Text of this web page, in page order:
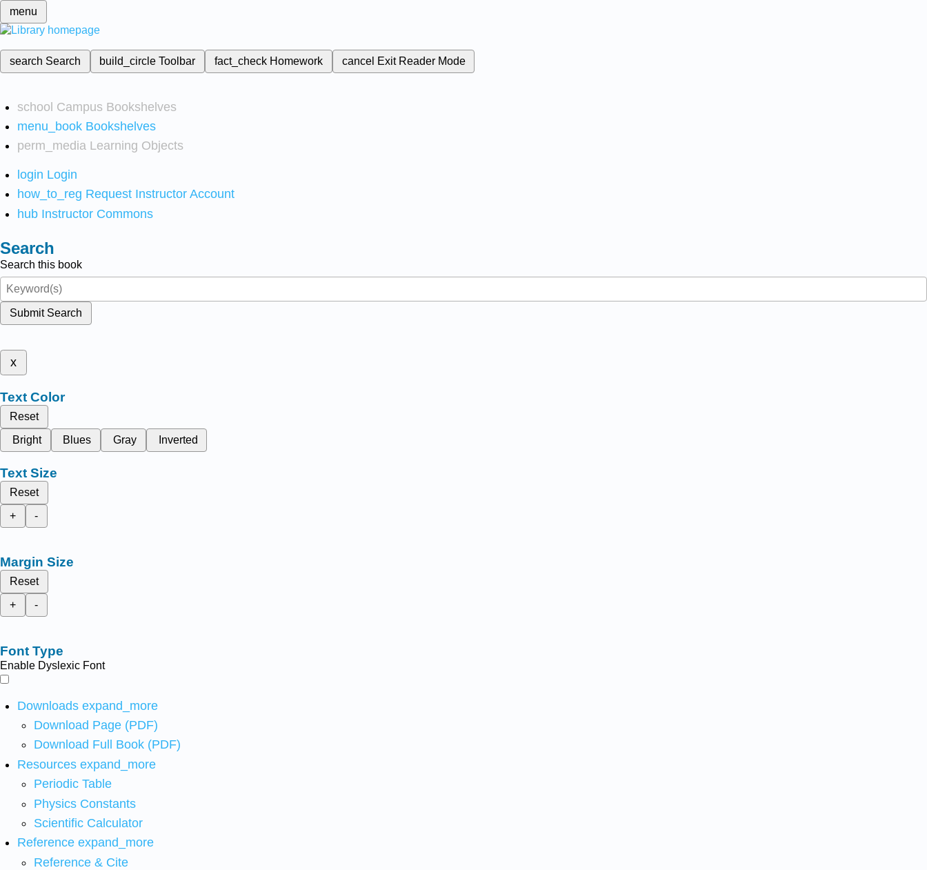
menu
search Search build_circleToolbar fact_check Homework cancel Exit Reader Mode
school Campus Bookshelves
menu_book Bookshelves
perm_media Learning Objects
login Login
how_to_reg Request Instructor Account
hub Instructor Commons
Search
Search this book
Submit Search
x
Text Color
Reset
Bright
Blues Gray Inverted
Text Size
Reset
+
-
Margin Size
Reset
+
-
Font Type
Enable Dyslexic Font
Downloads expand_more
Download Page (PDF)
Download Full Book (PDF)
Resources expand_more
Periodic Table
Physics Constants
Scientific Calculator
Reference expand_more
Reference & Cite